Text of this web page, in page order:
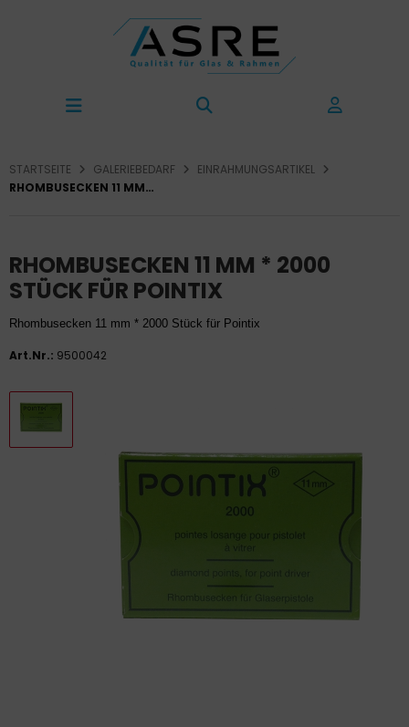
STARTSEITE GALERIEBEDARF
EINRAHMUNGSARTIKEL
RHOMBUSECKEN 11 MM * 2000 STÜCK FÜR POINTIX
RHOMBUSECKEN 11 MM * 2000
STÜCK FÜR POINTIX
Rhombusecken 11 mm * 2000 Stück für Pointix
Art.Nr.: 9500042